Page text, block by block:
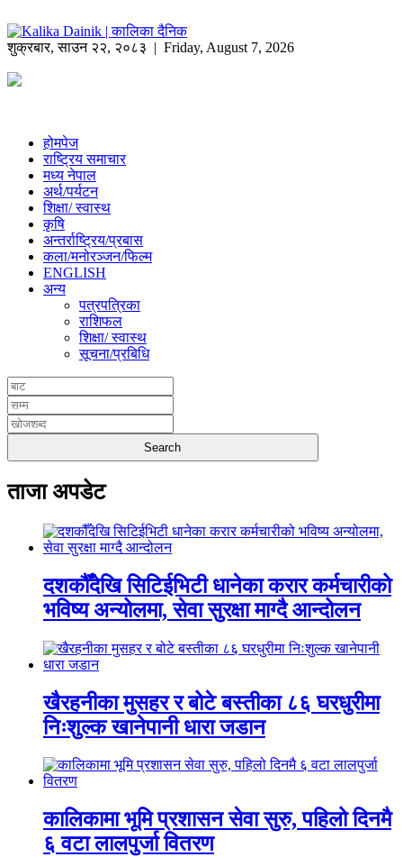
शुक्रबार,साउन २२, २०८३ | Friday, August 7, 2026
होमपेज
राष्ट्रिय समाचार
मध्य नेपाल
अर्थ/पर्यटन
शिक्षा/ स्वास्थ
कृषि
अन्तर्राष्ट्रिय/प्रबास
कला/मनोरञ्जन/फिल्म
ENGLISH
अन्य
पत्रपत्रिका
राशिफल
शिक्षा/ स्वास्थ
सूचना/प्रबिधि
ताजा अपडेट
दशकौँदेखि सिटिईभिटी धानेका करार कर्मचारीको
भविष्य अन्योलमा, सेवा सुरक्षा माग्दै आन्दोलन
खैरहनीका मुसहर र बोटे बस्तीका ८६ घरधुरीमा
निःशुल्क खानेपानी धारा जडान
कालिकामा भूमि प्रशासन सेवा सुरु, पहिलो दिनमै
६ वटा लालपुर्जा वितरण